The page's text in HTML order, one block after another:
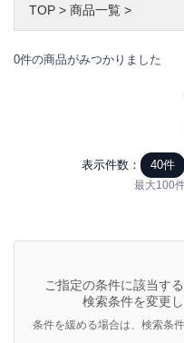
TOP > 商品一覧 >
0件の商品がみつかりました
表示件数： 40件
最大100
ご指定の条件に該当す
検索条件を変更
条件を緩める場合は、検索条